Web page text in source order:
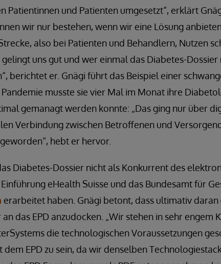
Patientinnen und Patienten umgesetzt“, erklärt
wir nur bestehen, wenn wir eine Lösung
also bei Patienten und Behandlern, Nutzen
uns gut und wer einmal das Diabetes-
berichtet er. Gnägi führt das Beispiel einer
musste sie vier Mal im Monat ihre
gemanagt werden konnte: „Das ging nur über
Verbindung zwischen Betroffenen und
hebt er hervor.
Diabetes-Dossier nicht als Konkurrent des
Einführung eHealth Suisse und das Bundesamt für
erarbeitet haben. Gnägi betont, dass ultimativ daran
das EPD anzudocken. „Wir stehen in sehr engem
die technologischen Voraussetzungen
EPD zu sein, da wir denselben